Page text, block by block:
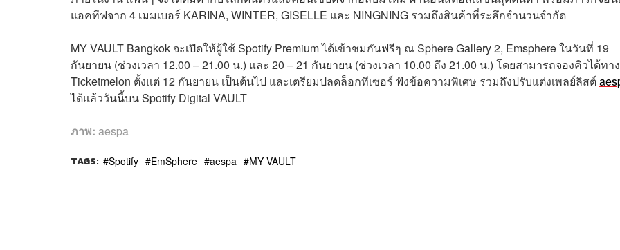
แอคทีฟจาก 4 เมมเบอร์ KARINA, WINTER, GISELLE และ NINGNING รวมถึงสินค้าที่ระลึกจำนวนจำกัด
MY VAULT Bangkok จะเปิดให้ผู้ใช้ Spotify Premium ได้เข้าชมกันฟรีๆ ณ Sphere Gallery 2, Emsphere ในวันที่ 19
กันยายน (ช่วงเวลา 12.00 – 21.00 น.) และ 20 – 21 กันยายน (ช่วงเวลา 10.00 ถึง 21.00 น.) โดยสามารถจองคิวได้ทาง
Ticketmelon ตั้งแต่ 12 กันยายน เป็นต้นไป และเตรียมปลดล็อกทีเซอร์ ฟังข้อความพิเศษ รวมถึงปรับแต่งเพลย์ลิสต์
ได้แล้ววันนี้บน Spotify Digital VAULT
ภาพ: aespa
TAGS: Spotify EmSphere aespa MY VAULT